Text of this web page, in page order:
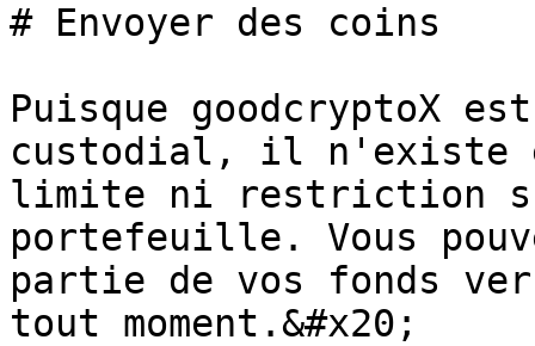
# Envoyer des coins
Puisque goodcryptoX
custodial, il n'existe
limite ni restriction
portefeuille. Vous
partie de vos fonds
tout moment.&#x20;